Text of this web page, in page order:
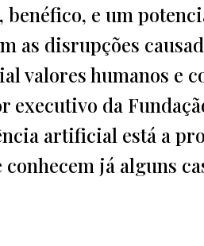
e um
as disrupções
valores humanos e
executivo da
artificial está a
conhecem já alguns